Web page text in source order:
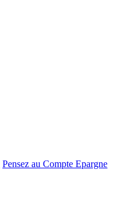
Pensez au Compte Epargne